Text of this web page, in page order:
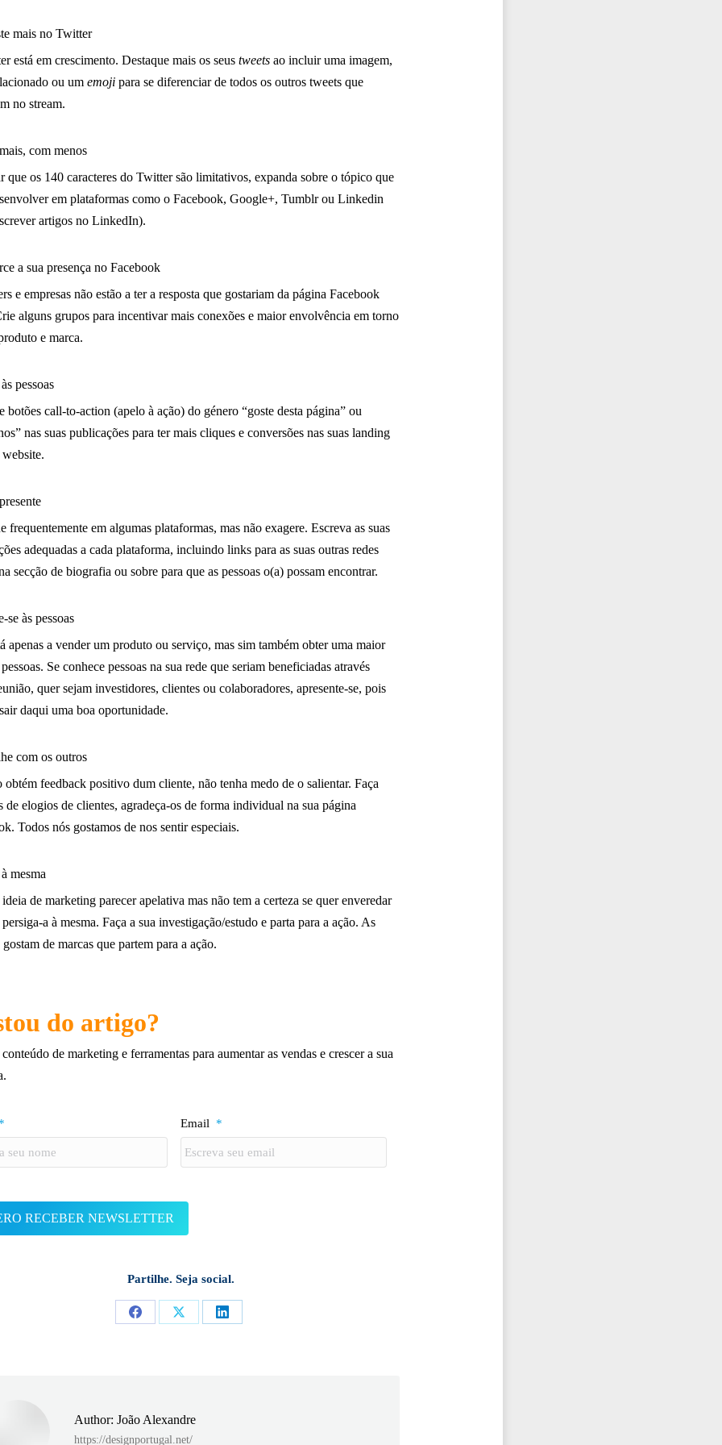
mais no Twitter
está em crescimento. Destaque mais os seus tweets ao incluir uma imagem,
ou um emoji para se diferenciar de todos os outros tweets que
no stream.
com menos
que os 140 caracteres do Twitter são limitativos, expanda sobre o tópico que
em plataformas como o Facebook, Google+, Tumblr ou Linkedin
artigos no LinkedIn).
a sua presença no Facebook
e empresas não estão a ter a resposta que gostariam da página Facebook
alguns grupos para incentivar mais conexões e maior envolvência em torno
e marca.
pessoas
botões call-to-action (apelo à ação) do género “goste desta página” ou
nas suas publicações para ter mais cliques e conversões nas suas landing
website.
frequentemente em algumas plataformas, mas não exagere. Escreva as suas
adequadas a cada plataforma, incluindo links para as suas outras redes
secção de biografia ou sobre para que as pessoas o(a) possam encontrar.
se às pessoas
apenas a vender um produto ou serviço, mas sim também obter uma maior
Se conhece pessoas na sua rede que seriam beneficiadas através
quer sejam investidores, clientes ou colaboradores, apresente-se, pois
daqui uma boa oportunidade.
com os outros
obtém feedback positivo dum cliente, não tenha medo de o salientar. Faça
de elogios de clientes, agradeça-os de forma individual na sua página
Todos nós gostamos de nos sentir especiais.
mesma
de marketing parecer apelativa mas não tem a certeza se quer enveredar
a à mesma. Faça a sua investigação/estudo e parta para a ação. As
gostam de marcas que partem para a ação.
do artigo?
de marketing e ferramentas para aumentar as vendas e crescer a sua
Email *
Partilhe. Seja social.
Share
Share
Share
Author: João Alexandre
https://designportugal.net/